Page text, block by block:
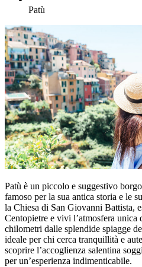
Patù
Patù è un piccolo e suggestivo
famoso per la sua antica storia e le
la Chiesa di San Giovanni Battista,
Centopietre e vivi l’atmosfera unica
chilometri dalle splendide spiagge
ideale per chi cerca tranquillità e
scoprire l’accoglienza salentina
per un’esperienza indimenticabile.